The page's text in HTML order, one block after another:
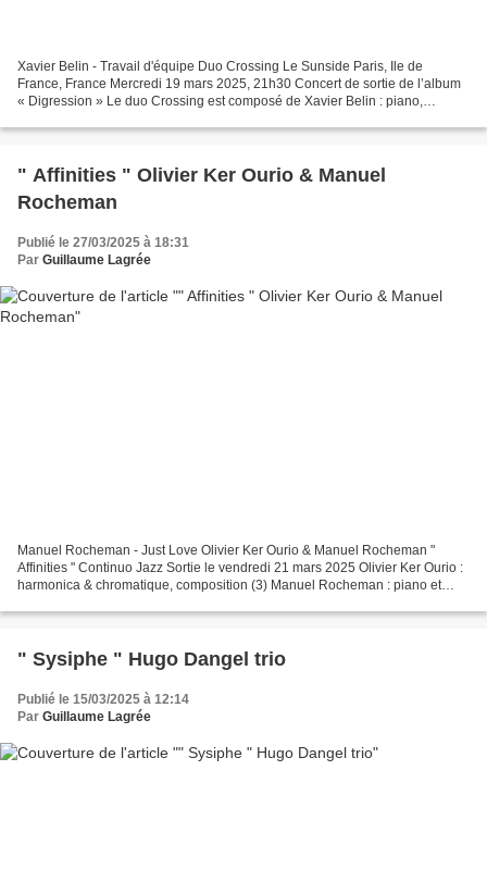
Xavier Belin - Travail d'équipe Duo Crossing Le Sunside Paris, Ile de
France, France Mercredi 19 mars 2025, 21h30 Concert de sortie de l’album
« Digression » Le duo Crossing est composé de Xavier Belin : piano,
" Affinities " Olivier Ker Ourio & Manuel
Rocheman
Publié le 27/03/2025 à 18:31
Par Guillaume Lagrée
Manuel Rocheman - Just Love Olivier Ker Ourio & Manuel Rocheman "
Affinities " Continuo Jazz Sortie le vendredi 21 mars 2025 Olivier Ker Ourio :
harmonica & chromatique, composition (3) Manuel Rocheman : piano et
" Sysiphe " Hugo Dangel trio
Publié le 15/03/2025 à 12:14
Par Guillaume Lagrée